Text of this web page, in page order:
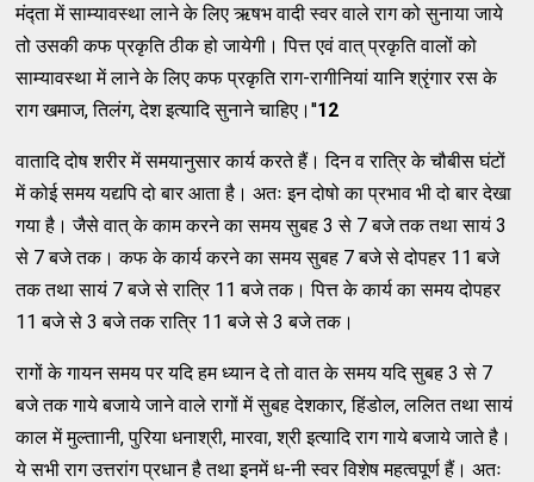
मंद्ता में साम्यावस्था लाने के लिए ऋषभ वादी स्वर वाले राग को सुनाया जाये
तो उसकी कफ प्रकृति ठीक हो जायेगी। पित्त एवं वात् प्रकृति वालों को
साम्यावस्था में लाने के लिए कफ प्रकृति राग-रागीनियां यानि श्रृंगार रस के
राग खमाज, तिलंग, देश इत्यादि सुनाने चाहिए।''12
वातादि दोष शरीर में समयानुसार कार्य करते हैं। दिन व रात्रि के चौबीस घंटों
में कोई समय यद्यपि दो बार आता है। अतः इन दोषो का प्रभाव भी दो बार देखा
गया है। जैसे वात् के काम करने का समय सुबह 3 से 7 बजे तक तथा सायं 3
से 7 बजे तक। कफ के कार्य करने का समय सुबह 7 बजे से दोपहर 11 बजे
तक तथा सायं 7 बजे से रात्रि 11 बजे तक। पित्त के कार्य का समय दोपहर
11 बजे से 3 बजे तक रात्रि 11 बजे से 3 बजे तक।
रागों के गायन समय पर यदि हम ध्यान दे तो वात के समय यदि सुबह 3 से 7
बजे तक गाये बजाये जाने वाले रागों में सुबह देशकार, हिंडोल, ललित तथा सायं
काल में मुल्ताानी, पुरिया धनाश्री, मारवा, श्री इत्यादि राग गाये बजाये जाते है।
ये सभी राग उत्तरांग प्रधान है तथा इनमें ध-नी स्वर विशेष महत्वपूर्ण हैं। अतः